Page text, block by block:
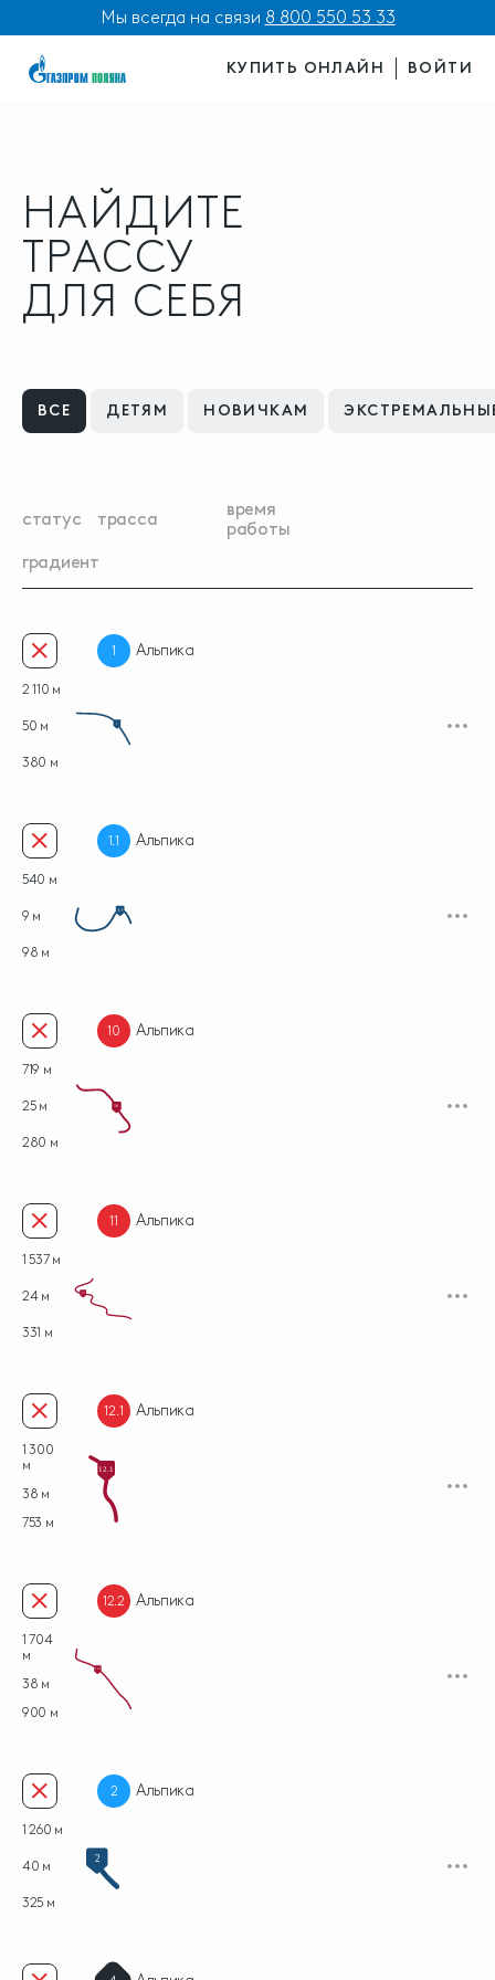
Мы всегда на связи 8 800 550 53 33
КУПИТЬ ОНЛАЙН ВОЙТИ
НАЙДИТЕ
ТРАССУ
ДЛЯ СЕБЯ
ВСЕ ДЕТЯМ НОВИЧКАМ
статус трасса
время
работы
градиент
1 Альпика
2 110 м
50 м
380 м
1
1.1 Альпика
540 м
9 м
98 м
10 Альпика
719 м
25 м
280 м
11 Альпика
1 537 м
24 м
331 м
12.1 Альпика
1 300
м
38 м
753 м
12.1
12.2 Альпика
1 704
м
38 м
900 м
12.2
2 Альпика
1 260 м
40 м
325 м
2